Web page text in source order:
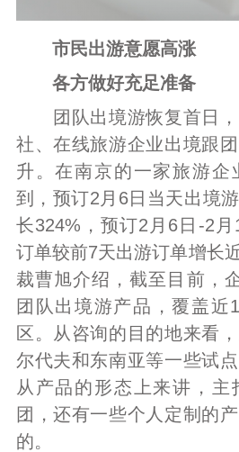
市民出游意愿高涨
各方做好充足准备
团队出境游恢复首日，
社、在线旅游企业出境跟
升。在南京的一家旅游企
到，预订2月6日当天出境
长324%，预订2月6日-2
订单较前7天出游订单增长
裁曹旭介绍，截至目前，
团队出境游产品，覆盖近
区。从咨询的目的地来看
尔代夫和东南亚等一些试
从产品的形态上来讲，主
团，还有一些个人定制的
的。